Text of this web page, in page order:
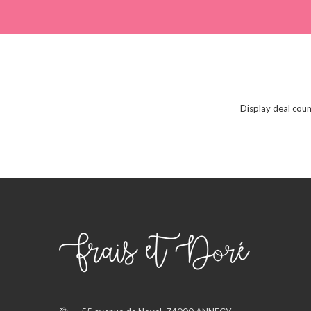
Display deal